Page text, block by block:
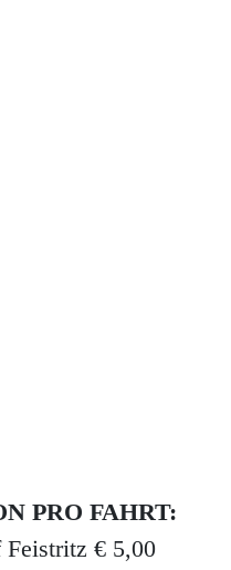
PRO FAHRT:
€ 5,00